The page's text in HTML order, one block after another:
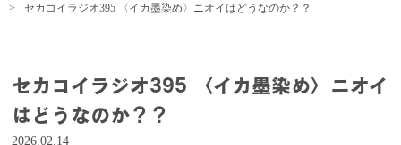
セカコイラジオ395 〈イカ墨染め〉ニオイはどうなのか？？
セカコイラジオ395 〈イカ墨染め〉ニオイ
はどうなのか？？
2026.02.14